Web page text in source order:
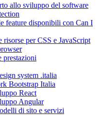
allo sviluppo del software
feature disponibili con Can I
risorse per CSS e JavaScript
prestazioni
system .italia
Bootstrap Italia
React
Angular
di sito e servizi